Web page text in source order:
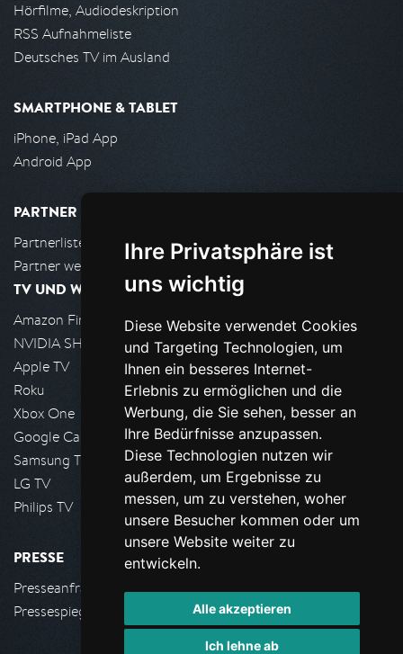
Ihre Privatsphäre ist
uns wichtig
Diese Website verwendet Cookies
und Targeting Technologien, um
Ihnen ein besseres Internet-
Erlebnis zu ermöglichen und die
Werbung, die Sie sehen, besser an
Ihre Bedürfnisse anzupassen.
Diese Technologien nutzen wir
außerdem, um Ergebnisse zu
messen, um zu verstehen, woher
unsere Besucher kommen oder um
unsere Website weiter zu
entwickeln.
Alle akzeptieren
Ich lehne ab
Hörfilme, Audiodeskription
RSS Aufnahmeliste
Deutsches TV im Ausland
SMARTPHONE & TABLET
iPhone, iPad App
Android App
PARTNER
Partnerliste
Partner werden
TV UND WOHNZIMMER
Amazon FireTV
NVIDIA SHIELD, Google TV
Apple TV
Roku
Xbox One
Google Cast
Samsung TV
LG TV
Philips TV
PRESSE
Presseanfrage stellen
Pressespiegel